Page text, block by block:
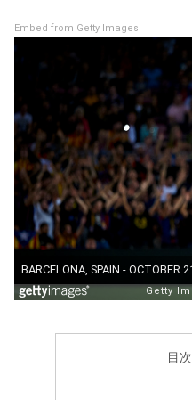
Embed from Getty Images
目次